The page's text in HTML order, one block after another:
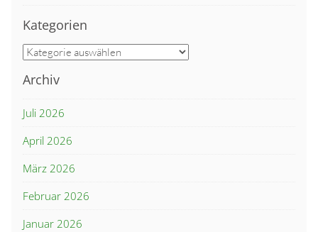
Kategorien
Kategorien
Archiv
Juli 2026
April 2026
März 2026
Februar 2026
Januar 2026